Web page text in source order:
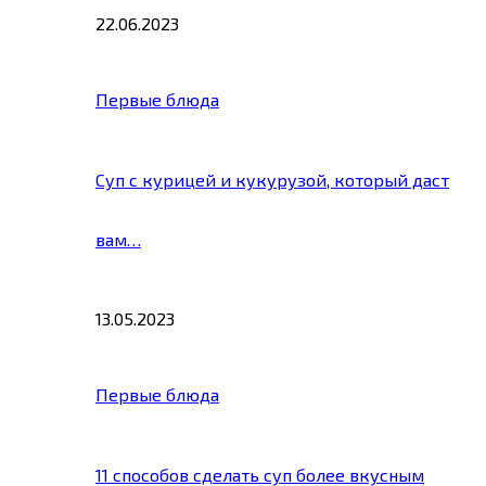
22.06.2023
Первые блюда
Суп с курицей и кукурузой, который даст
вам…
13.05.2023
Первые блюда
11 способов сделать суп более вкусным